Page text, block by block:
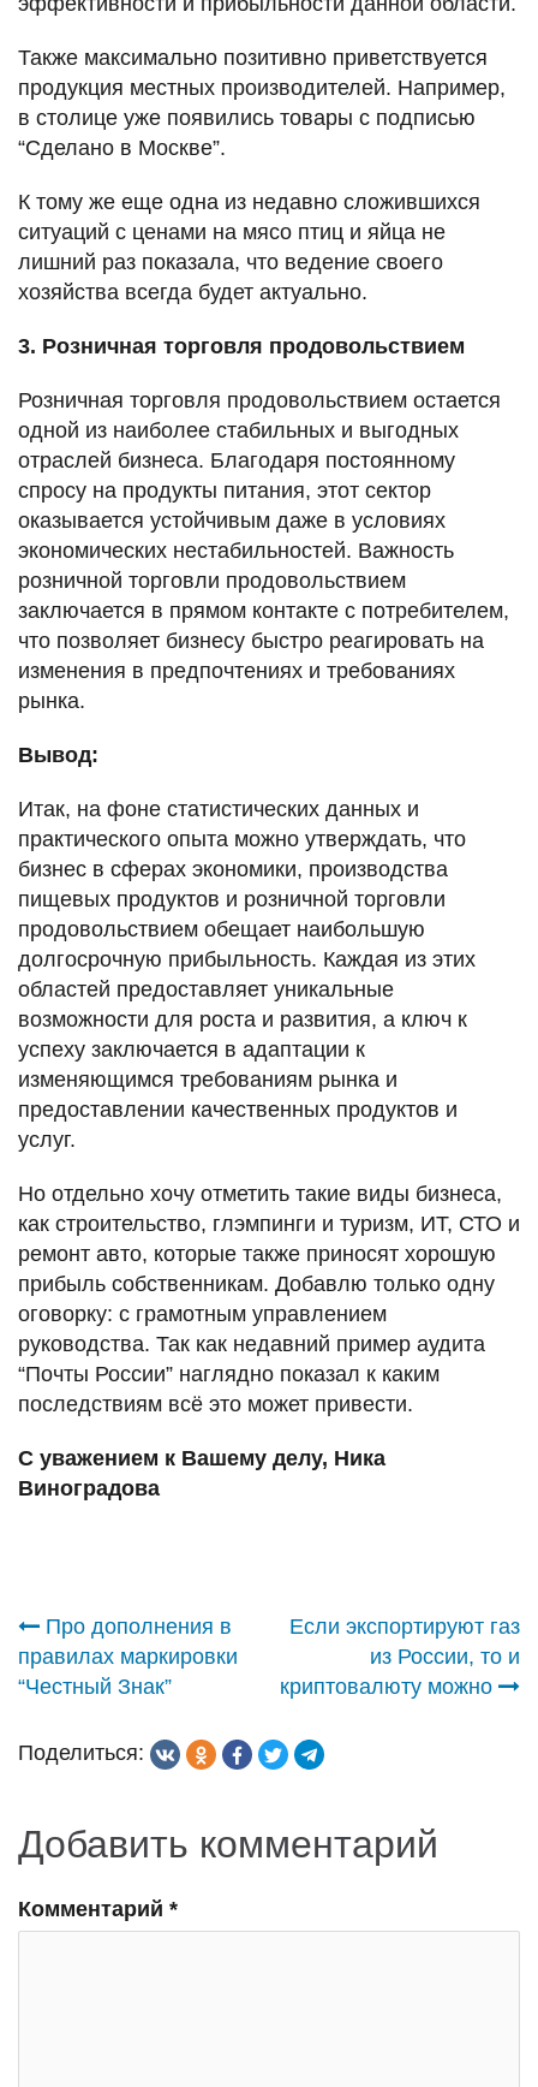
Также максимально позитивно приветствуется
продукция местных производителей. Например,
в столице уже появились товары с подписью
“Сделано в Москве”.
К тому же еще одна из недавно сложившихся
ситуаций с ценами на мясо птиц и яйца не
лишний раз показала, что ведение своего
хозяйства всегда будет актуально.
3. Розничная торговля продовольствием
Розничная торговля продовольствием остается
одной из наиболее стабильных и выгодных
отраслей бизнеса. Благодаря постоянному
спросу на продукты питания, этот сектор
оказывается устойчивым даже в условиях
экономических нестабильностей. Важность
розничной торговли продовольствием
заключается в прямом контакте с потребителем,
что позволяет бизнесу быстро реагировать на
изменения в предпочтениях и требованиях
рынка.
Вывод:
Итак, на фоне статистических данных и
практического опыта можно утверждать, что
бизнес в сферах экономики, производства
пищевых продуктов и розничной торговли
продовольствием обещает наибольшую
долгосрочную прибыльность. Каждая из этих
областей предоставляет уникальные
возможности для роста и развития, а ключ к
успеху заключается в адаптации к
изменяющимся требованиям рынка и
предоставлении качественных продуктов и
услуг.
Но отдельно хочу отметить такие виды бизнеса,
как строительство, глэмпинги и туризм, ИТ, СТО и
ремонт авто, которые также приносят хорошую
прибыль собственникам. Добавлю только одну
оговорку: с грамотным управлением
руководства. Так как недавний пример аудита
“Почты России” наглядно показал к каким
последствиям всё это может привести.
С уважением к Вашему делу, Ника
Виноградова
Навигация
по
записям
Про дополнения в
правилах маркировки
“Честный Знак”
Если экспортируют газ
из России, то и
криптовалюту можно
Поделиться:
Добавить комментарий
Комментарий *